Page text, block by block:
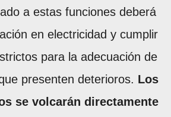
a estas funciones deberá
en electricidad y cumplir
para la adecuación de
presenten deterioros. Los
se volcarán directamente